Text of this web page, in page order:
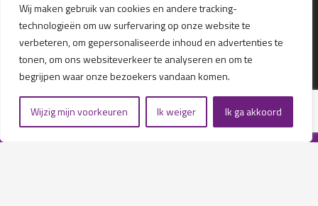
Wij maken gebruik van cookies en andere tracking-
technologieën om uw surfervaring op onze website te
verbeteren, om gepersonaliseerde inhoud en advertenties te
tonen, om ons websiteverkeer te analyseren en om te
begrijpen waar onze bezoekers vandaan komen.
Wijzig mijn voorkeuren Ik weiger Ik ga akkoord
wilt gebruiken, neem dan contact met me op. Bij
gebruik van mijn foto’s ontvang je een factuur
voor de vergoeding.